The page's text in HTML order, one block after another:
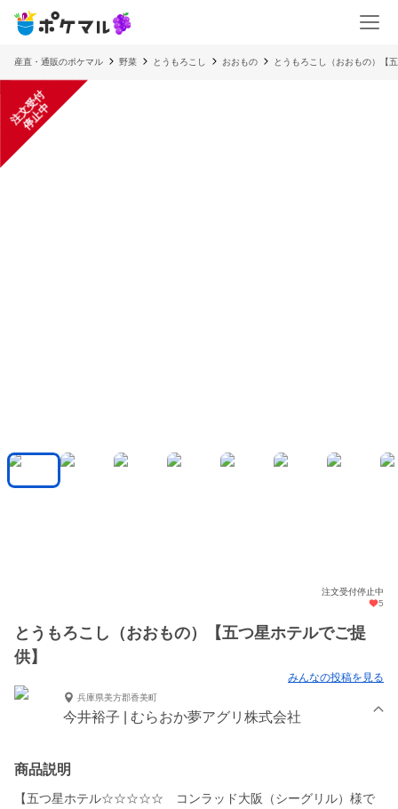
産直・通販のポケマル 野菜 とうもろこし おおもの とうもろこし（おおもの）【
注
文
受
付
停
止
中
注文受付停止中
5
とうもろこし（おおもの）【五つ星ホテルでご提
供】
みんなの投稿を見る
兵庫県美方郡香美町
今井裕子 | むらおか夢アグリ株式会社
商品説明
【五つ星ホテル☆☆☆☆☆ コンラッド大阪（シーグリル）様で